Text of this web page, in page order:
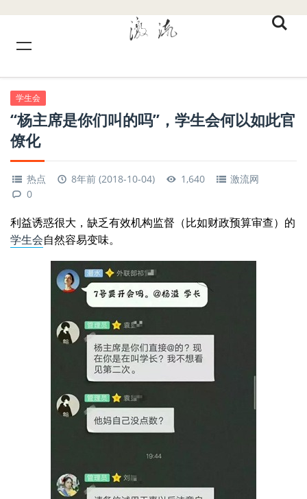
学生会
“杨主席是你们叫的吗”，学生会何以如此官
僚化
热点 8年前 (2018-10-04) 1,640
激流网
0
利益诱惑很大，缺乏有效机构监督（比如财政预算审查）的
学生会自然容易变味。